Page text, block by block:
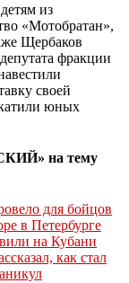
из
«Мотобратан»,
Щербаков
фракции
своей
юных
на тему
для бойцов
в Петербурге
на Кубани
как стал